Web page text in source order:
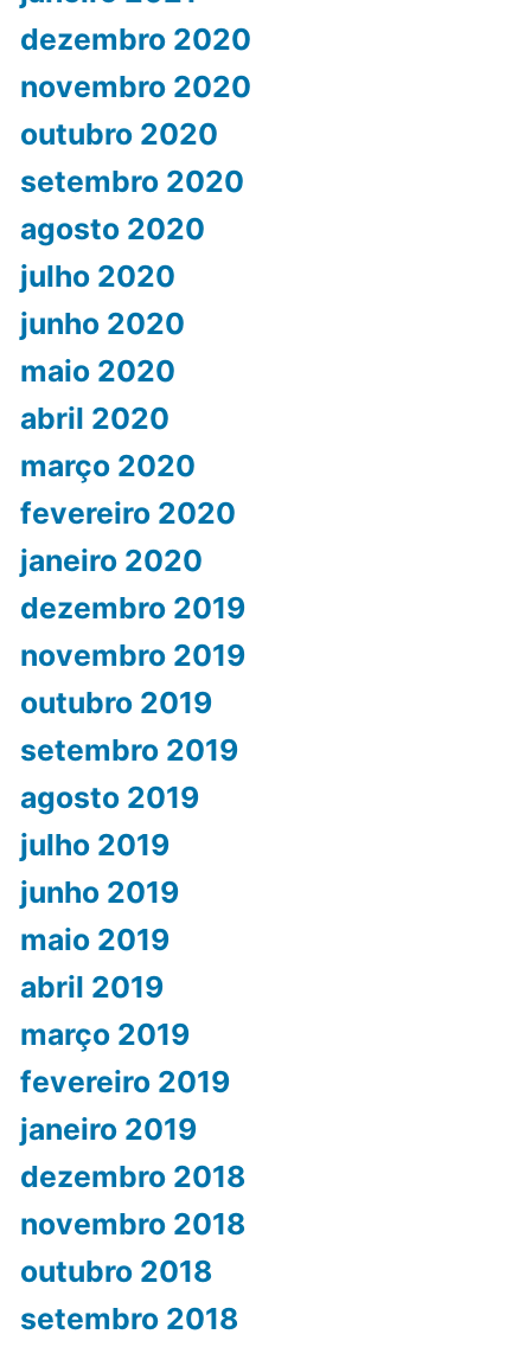
dezembro 2020
novembro 2020
outubro 2020
setembro 2020
agosto 2020
julho 2020
junho 2020
maio 2020
abril 2020
março 2020
fevereiro 2020
janeiro 2020
dezembro 2019
novembro 2019
outubro 2019
setembro 2019
agosto 2019
julho 2019
junho 2019
maio 2019
abril 2019
março 2019
fevereiro 2019
janeiro 2019
dezembro 2018
novembro 2018
outubro 2018
setembro 2018